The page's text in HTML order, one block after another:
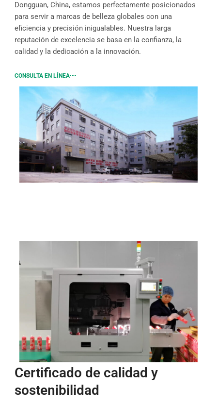
Dongguan, China, estamos perfectamente posicionados
para servir a marcas de belleza globales con una
eficiencia y precisión inigualables. Nuestra larga
reputación de excelencia se basa en la confianza, la
calidad y la dedicación a la innovación.
CONSULTA EN LÍNEA
Certificado de calidad y
sostenibilidad